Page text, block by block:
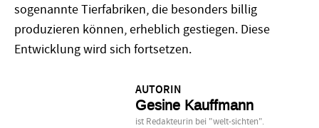
sogenannte Tierfabriken, die besonders billig
produzieren können, erheblich gestiegen. Diese
Entwicklung wird sich fortsetzen.
AUTORIN
Gesine Kauffmann
ist Redakteurin bei "welt-sichten".